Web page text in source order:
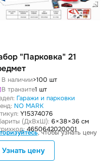
"Парковка" 21
В наличии>100 шт
В транзите1 шт
Гаражи и парковки
NO MARK
Y15374076
(ДxВxШ): 6 × 38 × 36 см
4650642020001
, чтобы узнать цену
Узнать цену